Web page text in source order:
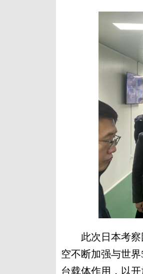
此次日本考察团
空不断加强与世
台载体作用，以